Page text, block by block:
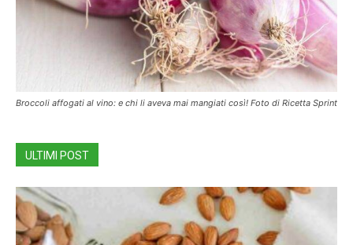
Broccoli affogati al vino: e chi li aveva mai mangiati così! Foto di Ricetta Sprint
ULTIMI POST